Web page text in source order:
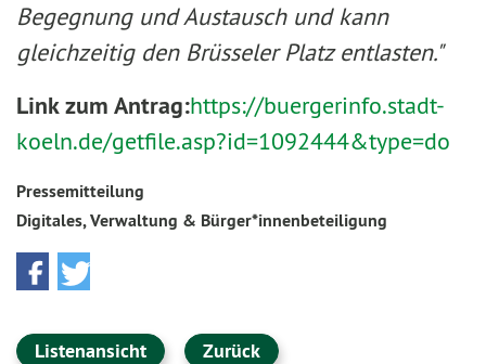
Begegnung und Austausch und kann
gleichzeitig den Brüsseler Platz entlasten."
Link zum Antrag:https://buergerinfo.stadt-
koeln.de/getfile.asp?id=1092444&type=do
Pressemitteilung
Digitales, Verwaltung & Bürger*innenbeteiligung
Listenansicht Zurück